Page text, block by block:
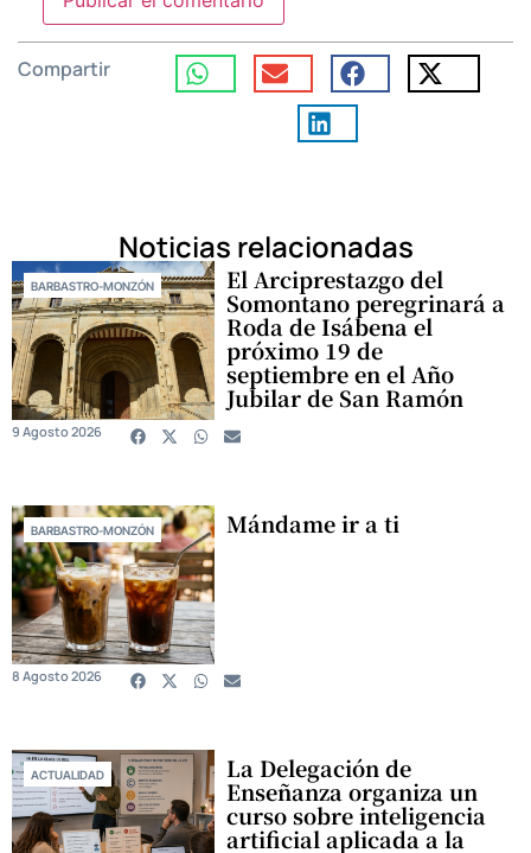
Compartir
Noticias relacionadas
BARBASTRO-MONZÓN El Arciprestazgo del
Somontano peregrinará a
Roda de Isábena el
próximo 19 de
septiembre en el Año
Jubilar de San Ramón
9 Agosto 2026
BARBASTRO-MONZÓN Mándame ir a ti
8 Agosto 2026
ACTUALIDAD La Delegación de
Enseñanza organiza un
curso sobre inteligencia
artificial aplicada a la